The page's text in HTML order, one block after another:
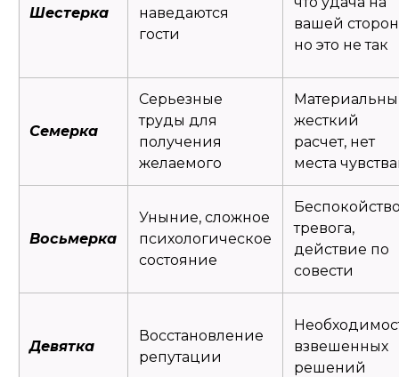
Шестерка
наведаются
гости
вашей
но это не так
Семерка
Серьезные
труды для
получения
желаемого
жесткий
расчет, нет
места
Восьмерка
Уныние, сложное
психологическое
состояние
тревога,
действие по
совести
Девятка
Восстановление
репутации
взвешенных
решений